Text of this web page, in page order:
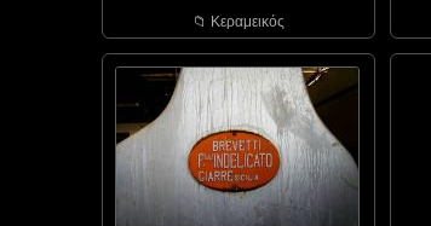
📁︎ Κεραμεικός